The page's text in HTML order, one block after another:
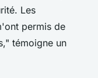
Les
permis de
témoigne un